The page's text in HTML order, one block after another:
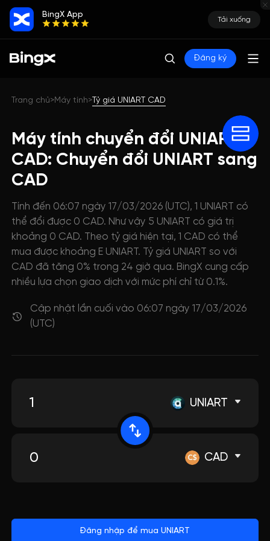
BingX App
Tải xuống
Đăng ký
Trang chủ>Máy tính>Tỷ giá UNIART CAD
Máy tính chuyển đổi UNIART
CAD: Chuyển đổi UNIART sang
CAD
Tính đến 06:07 ngày 17/03/2026 (UTC), 1 UNIART có
thể đổi được 0 CAD. Như vậy 5 UNIART có giá trị
khoảng 0 CAD. Theo tỷ giá hiện tại, 1 CAD có thể
mua được khoảng E UNIART. Tỷ giá UNIART so với
CAD đã tăng 0% trong 24 giờ qua. BingX cung cấp
nhiều lựa chọn giao dịch với mức phí chỉ từ 0.1%.
Cập nhật lần cuối vào 06:07 ngày 17/03/2026
(UTC)
UNIART
CAD
Đăng nhập để mua UNIART